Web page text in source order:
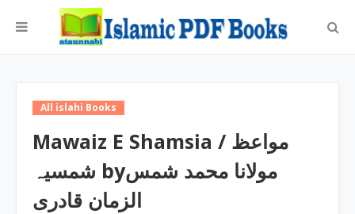
All islahi Books
Mawaiz E Shamsia / مواعظ
شمسیہ byمولانا محمد شمس
الزمان قادری